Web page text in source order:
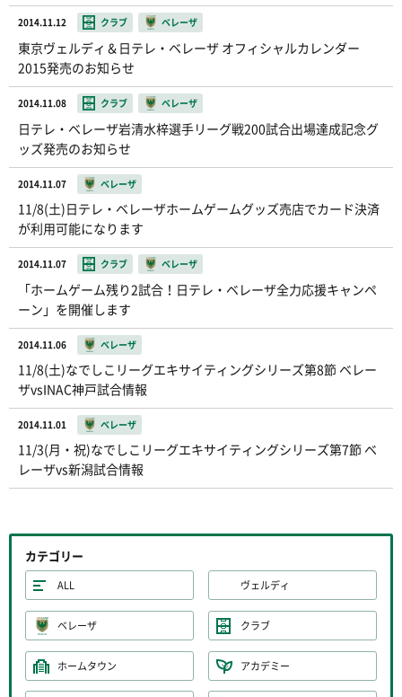
2014.11.12 クラブ ベレーザ
東京ヴェルディ＆日テレ・ベレーザ オフィシャルカレンダー
2015発売のお知らせ
2014.11.08 クラブ ベレーザ
日テレ・ベレーザ岩清水梓選手リーグ戦200試合出場達成記念グ
ッズ発売のお知らせ
2014.11.07 ベレーザ
11/8(土)日テレ・ベレーザホームゲームグッズ売店でカード決済
が利用可能になります
2014.11.07 クラブ ベレーザ
「ホームゲーム残り2試合！日テレ・ベレーザ全力応援キャンペ
ーン」を開催します
2014.11.06 ベレーザ
11/8(土)なでしこリーグエキサイティングシリーズ第8節 ベレー
ザvsINAC神戸試合情報
2014.11.01 ベレーザ
11/3(月・祝)なでしこリーグエキサイティングシリーズ第7節 ベ
レーザvs新潟試合情報
カテゴリー
ALL ヴェルディ
ベレーザ クラブ
ホームタウン アカデミー